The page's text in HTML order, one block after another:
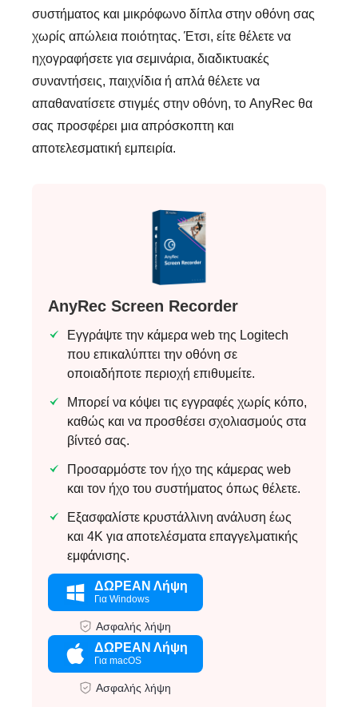
Βήμα 1.
Βήμα 2.
συστήματος και μικρόφωνο δίπλα στην οθόνη σας
χωρίς απώλεια ποιότητας. Έτσι, είτε θέλετε να
ηχογραφήσετε για σεμινάρια, διαδικτυακές
συναντήσεις, παιχνίδια ή απλά θέλετε να
απαθανατίσετε στιγμές στην οθόνη, το AnyRec θα
σας προσφέρει μια απρόσκοπτη και
αποτελεσματική εμπειρία.
AnyRec Screen Recorder
Εγγράψτε την κάμερα web της Logitech
που επικαλύπτει την οθόνη σε
οποιαδήποτε περιοχή επιθυμείτε.
Μπορεί να κόψει τις εγγραφές χωρίς κόπο,
καθώς και να προσθέσει σχολιασμούς στα
βίντεό σας.
Προσαρμόστε τον ήχο της κάμερας web
και τον ήχο του συστήματος όπως θέλετε.
Εξασφαλίστε κρυστάλλινη ανάλυση έως
και 4K για αποτελέσματα επαγγελματικής
εμφάνισης.
ΔΩΡΕΑΝ Λήψη
Για Windows
Ασφαλής λήψη
ΔΩΡΕΑΝ Λήψη
Για macOS
Ασφαλής λήψη